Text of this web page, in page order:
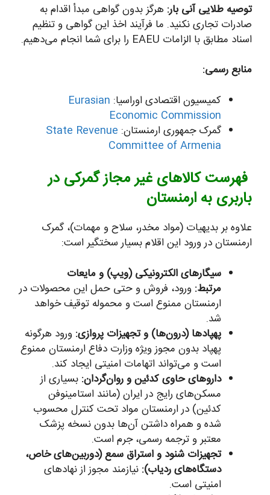
توصیه طلایی آنی بار: هرگز بدون گواهی مبدأ اقدام به
صادرات تجاری نکنید. ما فرآیند اخذ این گواهی و تنظیم
اسناد مطابق با الزامات EAEU را برای شما انجام می‌دهیم.
منابع رسمی:
کمیسیون اقتصادی اوراسیا: Eurasian
Economic Commission
گمرک جمهوری ارمنستان: State Revenue
Committee of Armenia
فهرست کالاهای غیر مجاز گمرکی در
باربری به ارمنستان
علاوه بر بدیهیات (مواد مخدر، سلاح و مهمات)، گمرک
ارمنستان در ورود این اقلام بسیار سختگیر است:
سیگارهای الکترونیکی (ویپ) و مایعات
مرتبط: ورود، فروش و حتی حمل این محصولات در
ارمنستان ممنوع است و محموله توقیف خواهد
شد.
پهپادها (درون‌ها) و تجهیزات پروازی: ورود هرگونه
پهپاد بدون مجوز ویژه وزارت دفاع ارمنستان ممنوع
است و می‌تواند اتهامات امنیتی ایجاد کند.
داروهای حاوی کدئین و روان‌گردان: بسیاری از
مسکن‌های رایج در ایران (مانند استامینوفن
کدئین) در ارمنستان مواد تحت کنترل محسوب
شده و همراه داشتن آن‌ها بدون نسخه پزشک
معتبر و ترجمه رسمی، جرم است.
تجهیزات شنود و استراق سمع (دوربین‌های خاص،
دستگاه‌های ردیاب): نیازمند مجوز از نهادهای
امنیتی است.